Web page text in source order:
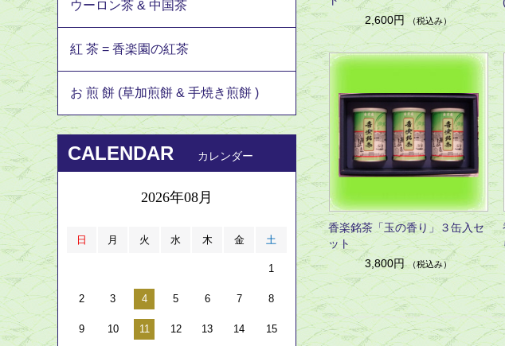
2,600円
（税込み）
香楽銘茶「玉の香り」３缶入セ
ット
3,800円 （税込み）
ウーロン茶 & 中国茶
紅 茶 = 香楽園の紅茶
お 煎 餅 (草加煎餅 & 手焼き煎餅 )
CALENDAR カレンダー
2026年08月
日 月 火 水 木 金 土
1
2 3 4 5 6 7 8
9 10 11 12 13 14 15